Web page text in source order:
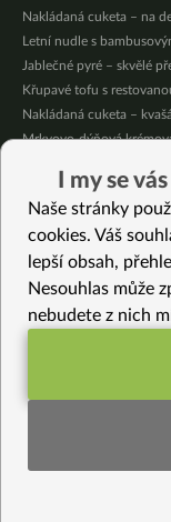
Nakládaná cuketa – na
Letní nudle s
Jablečné pyré – skvělé
Křupavé tofu s
Nakládaná cuketa –
Mrkvovo-dýňová
Osvěžující čaj s
Nepečený jablečný dort
Vybrané recepty
Patizonová pomazánka
Květáková polévka s
Jogurtové palačinky s
Super křehké těsto na
I my se
Naše stránky
cookies. Váš
lepší obsah,
Nesouhlas může
nebudete z nich
Funkční
Statistiky